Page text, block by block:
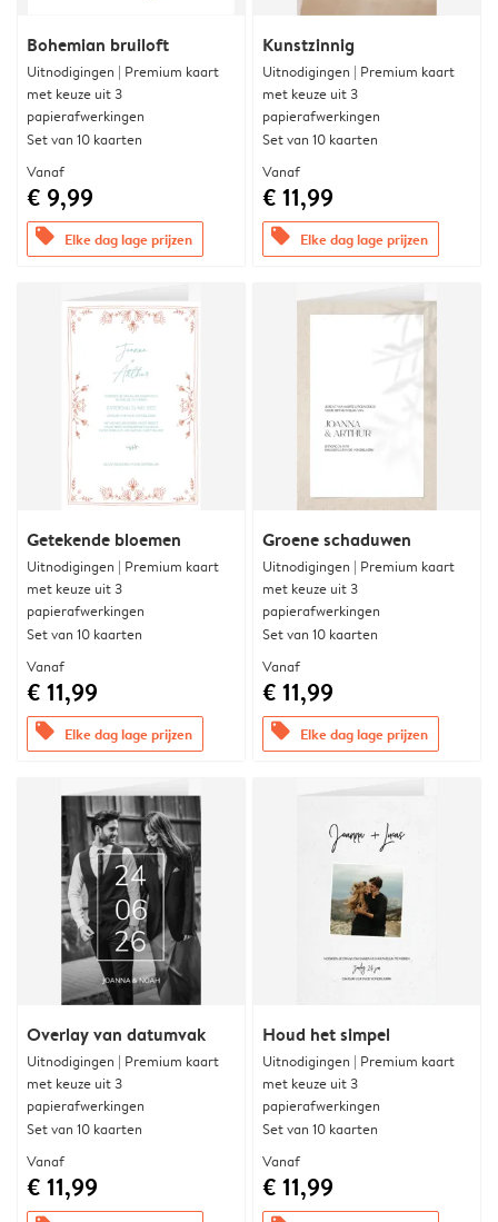
Bohemian bruiloft
Uitnodigingen | Premium kaart
met keuze uit 3
papierafwerkingen
Set van 10 kaarten
Vanaf
€ 9,99
offers Elke dag lage prijzen
Kunstzinnig
Uitnodigingen | Premium kaart
met keuze uit 3
papierafwerkingen
Set van 10 kaarten
Vanaf
€ 11,99
offers Elke dag lage prijzen
Getekende bloemen
Uitnodigingen | Premium kaart
met keuze uit 3
papierafwerkingen
Set van 10 kaarten
Vanaf
€ 11,99
offers Elke dag lage prijzen
Groene schaduwen
Uitnodigingen | Premium kaart
met keuze uit 3
papierafwerkingen
Set van 10 kaarten
Vanaf
€ 11,99
offers Elke dag lage prijzen
Overlay van datumvak
Uitnodigingen | Premium kaart
met keuze uit 3
papierafwerkingen
Set van 10 kaarten
Vanaf
€ 11,99
Houd het simpel
Uitnodigingen | Premium kaart
met keuze uit 3
papierafwerkingen
Set van 10 kaarten
Vanaf
€ 11,99